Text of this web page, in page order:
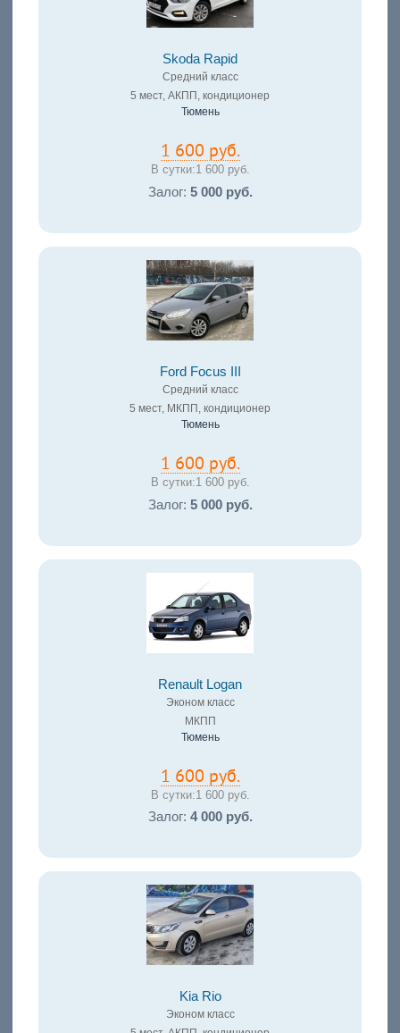
Skoda Rapid
Средний класс
5 мест, АКПП, кондиционер
Тюмень
1 600 руб.
В сутки:1 600 руб.
Залог: 5 000 руб.
Ford Focus III
Средний класс
5 мест, МКПП, кондиционер
Тюмень
1 600 руб.
В сутки:1 600 руб.
Залог: 5 000 руб.
Renault Logan
Эконом класс
МКПП
Тюмень
1 600 руб.
В сутки:1 600 руб.
Залог: 4 000 руб.
Kia Rio
Эконом класс